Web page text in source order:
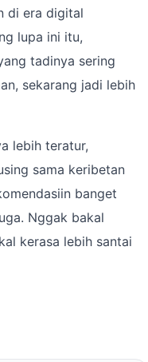
di era digital
lupa ini itu,
tadinya sering
sekarang jadi lebih
lebih teratur,
sama keribetan
banget
Nggak bakal
kerasa lebih santai